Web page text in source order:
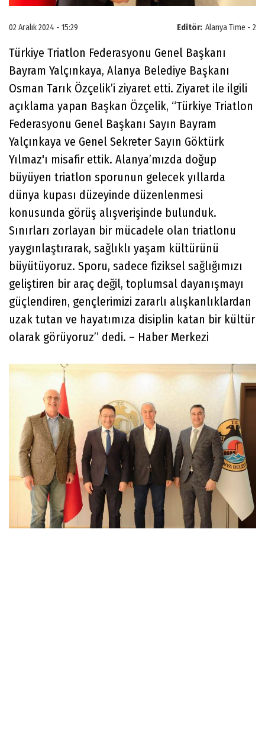
Editör: Alanya Time - 2
02 Aralık 2024 - 15:29
Türkiye Triatlon Federasyonu Genel Başkanı
Bayram Yalçınkaya, Alanya Belediye Başkanı
Osman Tarık Özçelik’i ziyaret etti. Ziyaret ile ilgili
açıklama yapan Başkan Özçelik, “Türkiye Triatlon
Federasyonu Genel Başkanı Sayın Bayram
Yalçınkaya ve Genel Sekreter Sayın Göktürk
Yılmaz'ı misafir ettik. Alanya’mızda doğup
büyüyen triatlon sporunun gelecek yıllarda
dünya kupası düzeyinde düzenlenmesi
konusunda görüş alışverişinde bulunduk.
Sınırları zorlayan bir mücadele olan triatlonu
yaygınlaştırarak, sağlıklı yaşam kültürünü
büyütüyoruz. Sporu, sadece fiziksel sağlığımızı
geliştiren bir araç değil, toplumsal dayanışmayı
güçlendiren, gençlerimizi zararlı alışkanlıklardan
uzak tutan ve hayatımıza disiplin katan bir kültür
olarak görüyoruz” dedi. – Haber Merkezi